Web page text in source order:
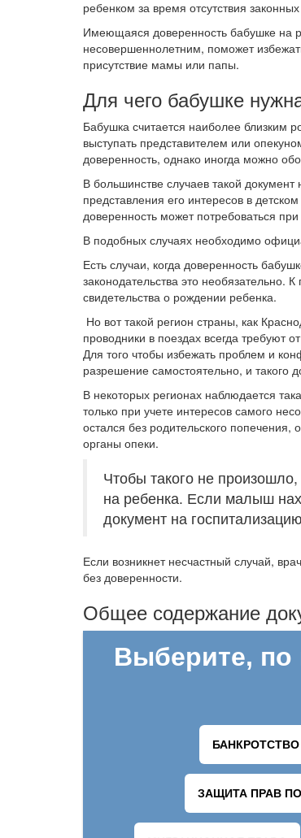
ребенком за время отсутствия
Имеющаяся доверенность бабушке на
несовершеннолетним, поможет
присутствие мамы или папы.
Для чего бабушке
Бабушка считается наиболее близким
выступать представителем или
доверенность, однако иногда можно
В большинстве случаев такой
представления его интересов в
доверенность может потребоваться
В подобных случаях необходимо
Есть случаи, когда доверенность
законодательства это необязательно.
свидетельства о рождении ребенка.
Но вот такой регион страны, как
проводники в поездах всегда требуют
Для того чтобы избежать проблем и
разрешение самостоятельно, и такого
В некоторых регионах наблюдается
только при учете интересов самого
остался без родительского
органы опеки.
Чтобы такого не
на ребенка. Если малыш
документ на
Если возникнет несчастный случай,
без доверенности.
Общее содержание